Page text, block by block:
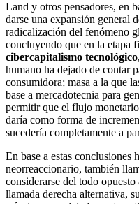
Land y otros pensadores, en
darse una expansión general
radicalización del fenómeno
concluyendo que en la etapa
cibercapitalismo tecnológico
humano ha dejado de contar
consumidora; masa a la que
base a mercadotecnia para
permitir que el flujo
daría como forma de
sucedería completamente a
En base a estas
neorreaccionario, también
considerarse del todo
llamada derecha alternativa,